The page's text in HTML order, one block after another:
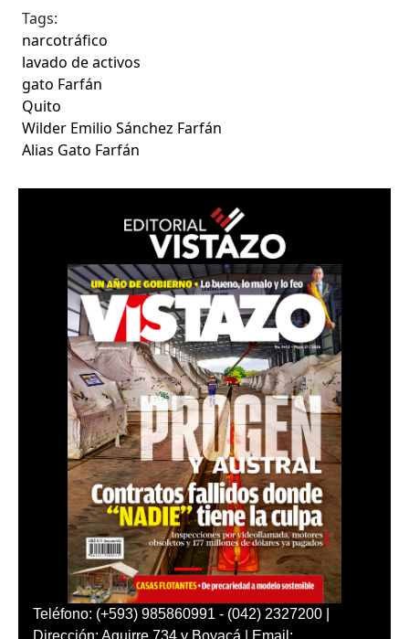
Tags:
narcotráfico
lavado de activos
gato Farfán
Quito
Wilder Emilio Sánchez Farfán
Alias Gato Farfán
Teléfono: (+593) 985860991 - (042) 2327200 |